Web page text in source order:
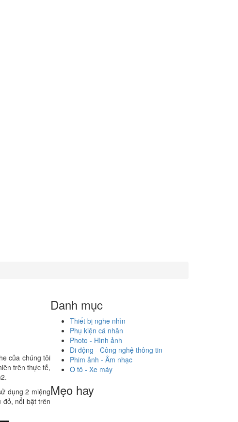
của chúng tôi
trên thực tế,
dụng 2 miệng
đỏ, nổi bật trên
Danh mục
Thiết bị nghe nhìn
Phụ kiện cá nhân
Photo - Hình ảnh
Di động - Công nghệ thông tin
Phim ảnh - Âm nhạc
Ô tô - Xe máy
Mẹo hay